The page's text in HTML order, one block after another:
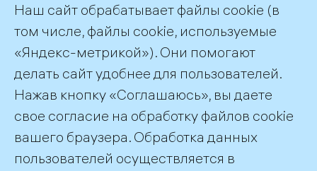
эмитента и его повестке дня, а также
об отдельных решениях, принятых
советом директоров
(наблюдательным советом) эмитента
Наш сайт обрабатывает файлы cookie (в
том числе, файлы cookie, используемые
«Яндекс-метрикой»). Они помогают
делать сайт удобнее для пользователей.
Нажав кнопку «Соглашаюсь», вы даете
свое согласие на обработку файлов cookie
вашего браузера. Обработка данных
пользователей осуществляется в